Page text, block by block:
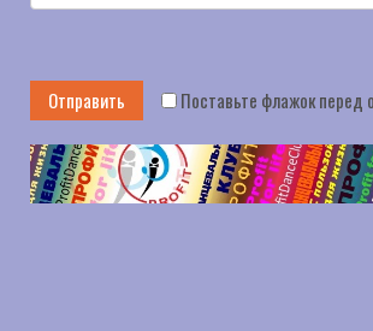
Поставьте флажок перед